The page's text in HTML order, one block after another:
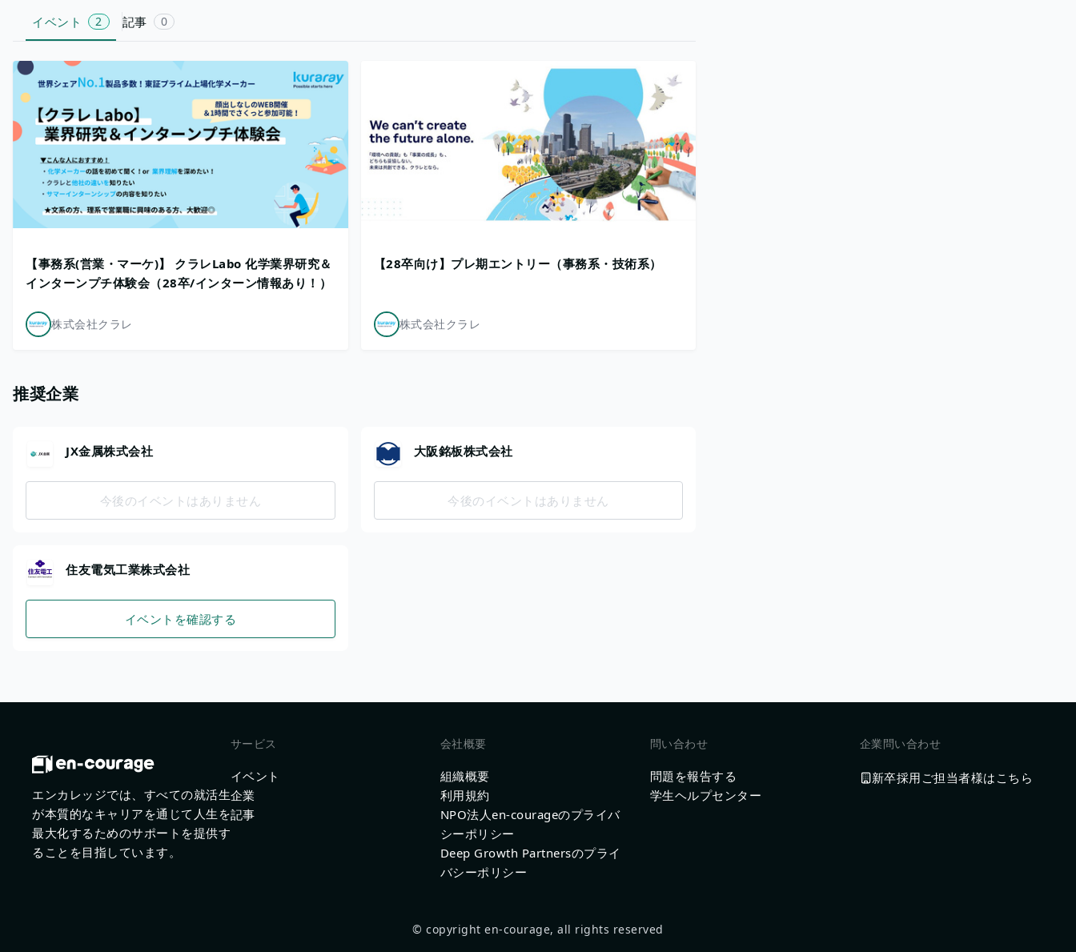
イベント 2 記事 0
【事務系(営業・マーケ)】 クラレLabo 化学業界研究＆
インターンプチ体験会（28卒/インターン情報あり！）
株式会社クラレ
【28卒向け】プレ期エントリー（事務系・技術系）
株式会社クラレ
推奨企業
JX金属株式会社
今後のイベントはありません
大阪銘板株式会社
今後のイベントはありません
住友電気工業株式会社
イベントを確認する
エンカレッジでは、すべての就活生
が本質的なキャリアを通じて人生を
最大化するためのサポートを提供す
ることを目指しています。
サービス
イベント
企業
記事
会社概要
組織概要
利用規約
NPO法人en-courageのプライバ
シーポリシー
Deep Growth Partnersのプライ
バシーポリシー
問い合わせ
問題を報告する
学生ヘルプセンター
企業問い合わせ
新卒採用ご担当者様はこちら
© copyright en-courage, all rights reserved